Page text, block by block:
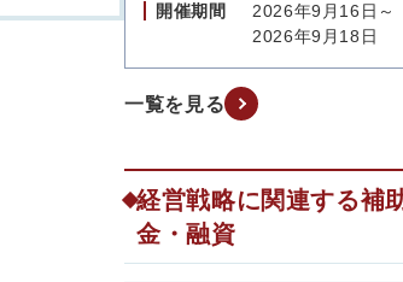
開催期間
2026年9月16日～
2026年9月18日
一覧を見る
経営戦略に関連する補
金・融資